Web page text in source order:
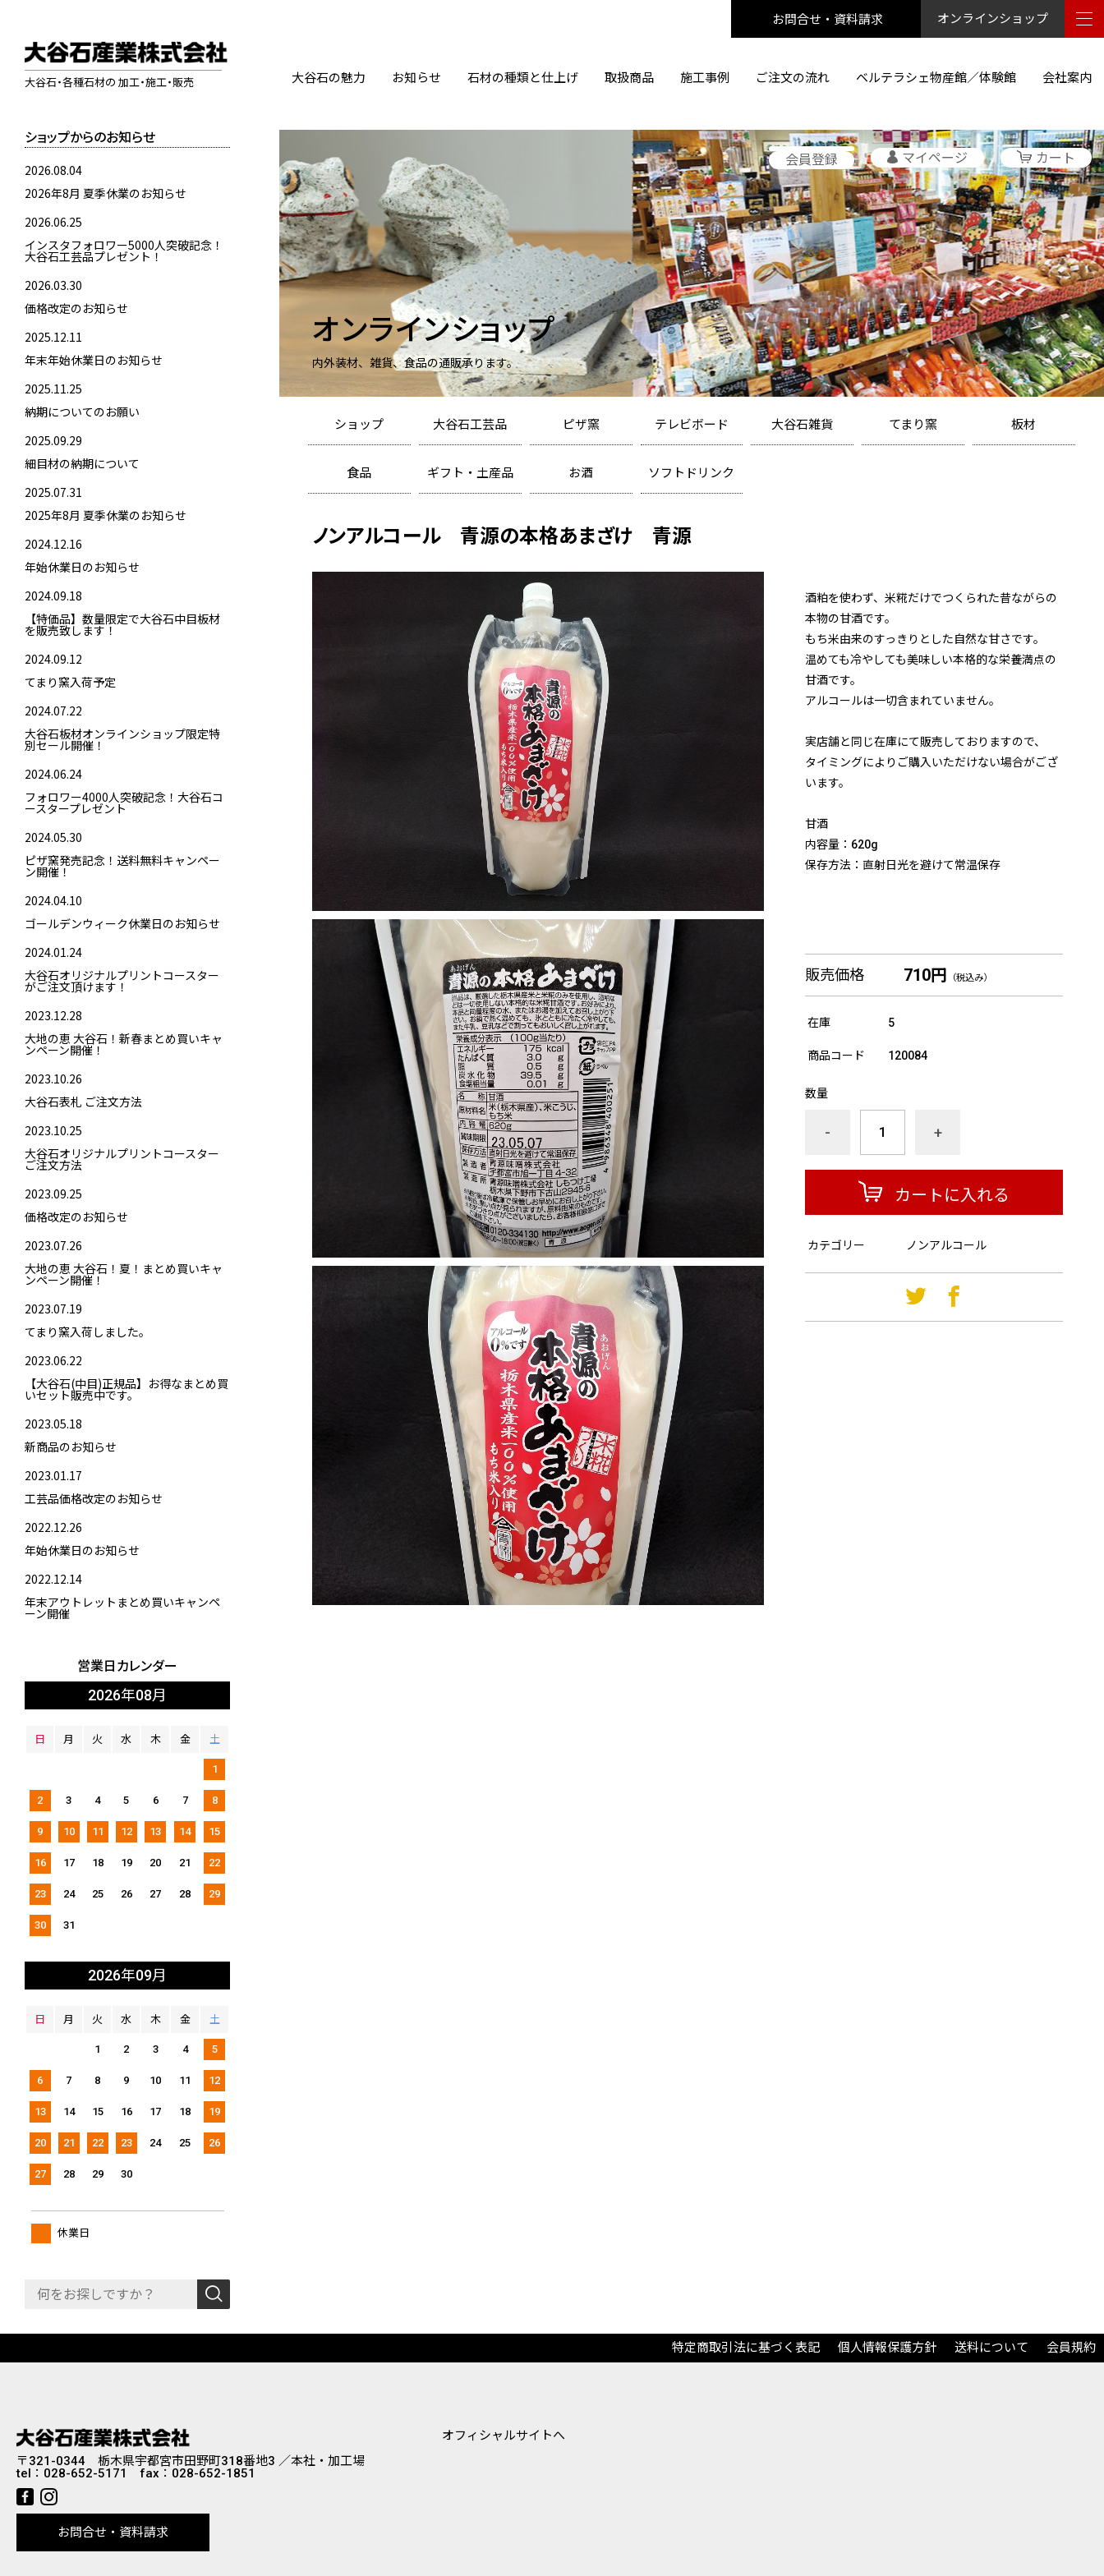
大谷石・各種石材の 加工・施工・販売 大谷石の魅力 お知らせ 石材の種類と仕上げ 取扱商品 施工事例 ご注文の流れ ベルテラシェ物産館／体験館 会社案内
お問合せ・資料請求 オンラインショップ
オンラインショップ
内外装材、雑貨、食品の通販承ります。
会員登録 マイページ カート
ショップ 大谷石工芸品
表札
オブジェ
テーブル・ベンチ
ピザ窯 テレビボード 大谷石雑貨 てまり窯 板材
食品 ギフト・土産品 お酒 ソフトドリンク
ノンアルコール 青源の本格あまざけ 青源
酒粕を使わず、米糀だけでつくられた昔ながらの
本物の甘酒です。
もち米由来のすっきりとした自然な甘さです。
温めても冷やしても美味しい本格的な栄養満点の
甘酒です。
アルコールは一切含まれていません。
実店舗と同じ在庫にて販売しておりますので、
タイミングによりご購入いただけない場合がござ
います。
甘酒
内容量：620g
保存方法：直射日光を避けて常温保存
販売価格 710円 （税込み）
在庫 5
商品コード 120084
数量
- +
カートに入れる
カテゴリー ノンアルコール
ショップからのお知らせ
2026.08.04
2026年8月 夏季休業のお知らせ
2026.06.25
インスタフォロワー5000人突破記念！
大谷石工芸品プレゼント！
2026.03.30
価格改定のお知らせ
2025.12.11
年末年始休業日のお知らせ
2025.11.25
納期についてのお願い
2025.09.29
細目材の納期について
2025.07.31
2025年8月 夏季休業のお知らせ
2024.12.16
年始休業日のお知らせ
2024.09.18
【特価品】数量限定で大谷石中目板材
を販売致します！
2024.09.12
てまり窯入荷予定
2024.07.22
大谷石板材オンラインショップ限定特
別セール開催！
2024.06.24
フォロワー4000人突破記念！大谷石コ
ースタープレゼント
2024.05.30
ピザ窯発売記念！送料無料キャンペー
ン開催！
2024.04.10
ゴールデンウィーク休業日のお知らせ
2024.01.24
大谷石オリジナルプリントコースター
がご注文頂けます！
2023.12.28
大地の恵 大谷石！新春まとめ買いキャ
ンペーン開催！
2023.10.26
大谷石表札 ご注文方法
2023.10.25
大谷石オリジナルプリントコースター
ご注文方法
2023.09.25
価格改定のお知らせ
2023.07.26
大地の恵 大谷石！夏！まとめ買いキャ
ンペーン開催！
2023.07.19
てまり窯入荷しました。
2023.06.22
【大谷石(中目)正規品】お得なまとめ買
いセット販売中です。
2023.05.18
新商品のお知らせ
2023.01.17
工芸品価格改定のお知らせ
2022.12.26
年始休業日のお知らせ
2022.12.14
年末アウトレットまとめ買いキャンペ
ーン開催
営業日カレンダー
2026年08月
日 月 火 水 木 金 土
1
2 3 4 5 6 7 8
9 10 11 12 13 14 15
16 17 18 19 20 21 22
23 24 25 26 27 28 29
30 31
2026年09月
日 月 火 水 木 金 土
1 2 3 4 5
6 7 8 9 10 11 12
13 14 15 16 17 18 19
20 21 22 23 24 25 26
27 28 29 30
休業日
特定商取引法に基づく表記 個人情報保護方針 送料について 会員規約
〒321-0344 栃木県宇都宮市田野町318番地3 ／本社・加工場
tel： 028-652-5171 fax：028-652-1851
お問合せ・資料請求
オフィシャルサイトへ